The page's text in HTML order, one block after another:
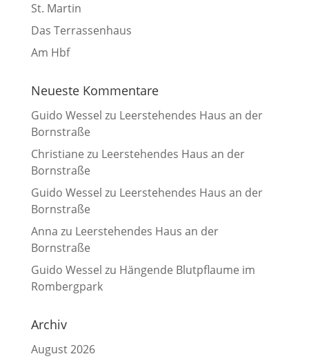
St. Martin
Das Terrassenhaus
Am Hbf
Neueste Kommentare
Guido Wessel zu Leerstehendes Haus an der
Bornstraße
Christiane zu Leerstehendes Haus an der
Bornstraße
Guido Wessel zu Leerstehendes Haus an der
Bornstraße
Anna zu Leerstehendes Haus an der
Bornstraße
Guido Wessel zu Hängende Blutpflaume im
Rombergpark
Archiv
August 2026